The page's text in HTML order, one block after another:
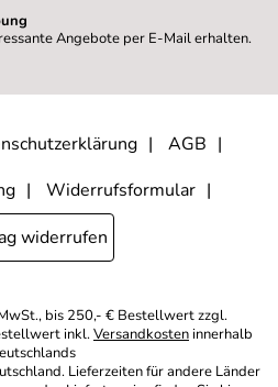
Angebote per E-Mail erhalten.
an andere Unternehmen
Zwecken wird in anonymer Form
für die Zukunft widerrufen, indem ich
des Newsletters anklicke oder die
ich zur Kenntnis genommen.
AGB
Widerrufsformular
widerrufen
bis 250,- € Bestellwert zzgl.
inkl.Versandkosten innerhalb
Lieferzeiten für andere Länder